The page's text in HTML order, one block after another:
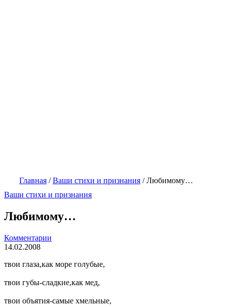
Главная /Ваши стихи и признания /Любимому…
Ваши стихи и признания
Любимому…
Комментарии
14.02.2008
твои глаза,как море голубые,
твои губы-сладкие,как мед,
твои объятия-самые хмельные,